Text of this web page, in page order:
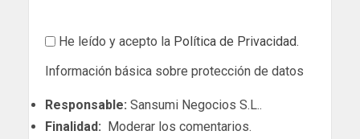
He leído y acepto la Política de Privacidad.
Información básica sobre protección de datos
Responsable: Sansumi Negocios S.L..
Finalidad: Moderar los comentarios.